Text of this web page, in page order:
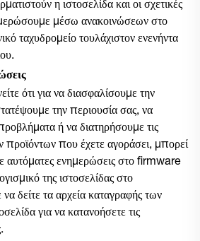
η ιστοσελίδα και οι σχετικές
μέσω ανακοινώσεων στο
ταχυδρομείο τουλάχιστον ενενήντα
ότι για να διασφαλίσουμε την
την περιουσία σας, να
ή να διατηρήσουμε τις
προϊόντων που έχετε αγοράσει, μπορεί
αυτόματες ενημερώσεις στο firmware
της ιστοσελίδας στο
δείτε τα αρχεία καταγραφής των
για να κατανοήσετε τις